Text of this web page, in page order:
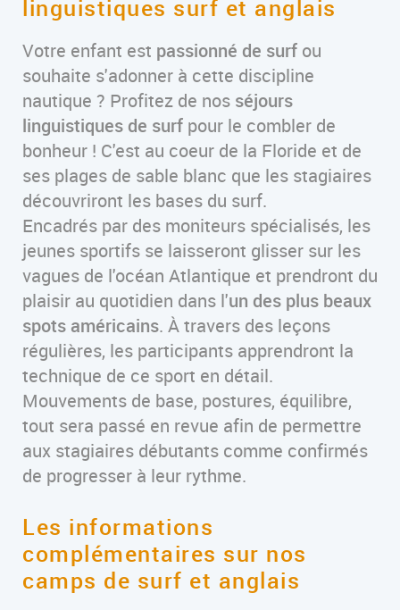
linguistiques surf et anglais
Votre enfant est passionné de surf ou
souhaite s'adonner à cette discipline
nautique ? Profitez de nos séjours
linguistiques de surf pour le combler de
bonheur ! C'est au coeur de la Floride et de
ses plages de sable blanc que les stagiaires
découvriront les bases du surf.
Encadrés par des moniteurs spécialisés, les
jeunes sportifs se laisseront glisser sur les
vagues de l'océan Atlantique et prendront du
plaisir au quotidien dans l'un des plus beaux
spots américains. À travers des leçons
régulières, les participants apprendront la
technique de ce sport en détail.
Mouvements de base, postures, équilibre,
tout sera passé en revue afin de permettre
aux stagiaires débutants comme confirmés
de progresser à leur rythme.
Les informations
complémentaires sur nos
camps de surf et anglais